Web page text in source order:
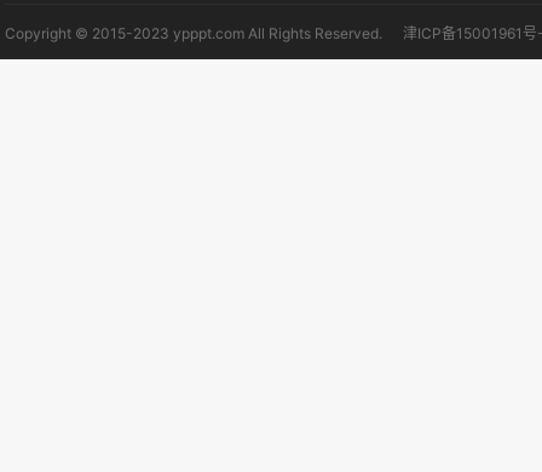
Copyright © 2015-2023 ypppt.com All Rights Reserved. 津ICP备15001961号